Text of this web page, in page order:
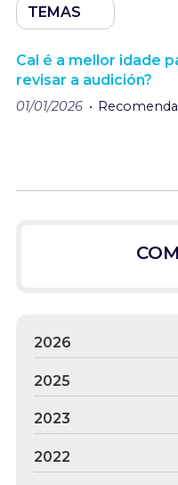
TEMAS
Cal é a mellor idade
revisar a audición?
01/01/2026
2026
2025
2023
2022